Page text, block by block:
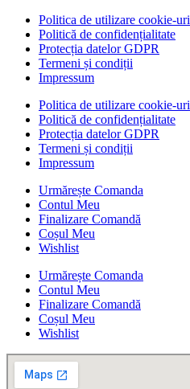
Politica de utilizare cookie-uri
Politică de confidențialitate
Protecția datelor GDPR
Termeni și condiții
Impressum
Politica de utilizare cookie-uri
Politică de confidențialitate
Protecția datelor GDPR
Termeni și condiții
Impressum
Urmărește Comanda
Contul Meu
Finalizare Comandă
Coșul Meu
Wishlist
Urmărește Comanda
Contul Meu
Finalizare Comandă
Coșul Meu
Wishlist